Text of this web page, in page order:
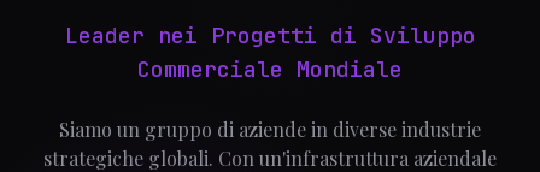
Leader nei Progetti di Sviluppo
Commerciale Mondiale
Siamo un gruppo di aziende in diverse industrie
strategiche globali. Con un'infrastruttura aziendale